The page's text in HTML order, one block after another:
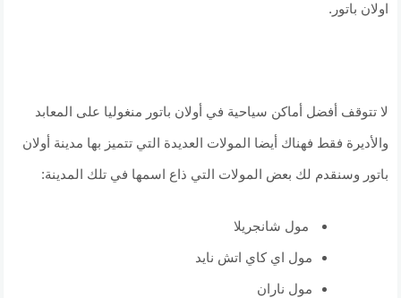
اولان باتور.
لا تتوقف أفضل أماكن سياحية في أولان باتور منغوليا على المعابد
والأديرة فقط فهناك أيضا المولات العديدة التي تتميز بها مدينة أولان
باتور وسنقدم لك بعض المولات التي ذاع اسمها في تلك المدينة:
مول شانجريلا
مول اي كاي اتش نايد
مول ناران